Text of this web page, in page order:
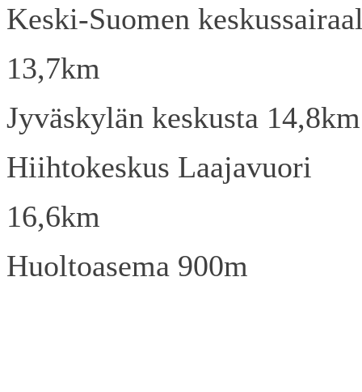
Keski-Suomen
13,7km
Jyväskylän keskusta 14,8km
Hiihtokeskus Laajavuori
16,6km
Huoltoasema 900m